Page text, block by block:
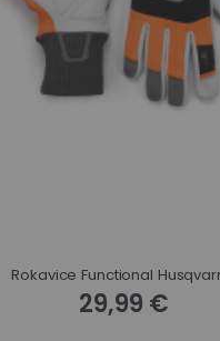
Rokavice Functional
29,99 €